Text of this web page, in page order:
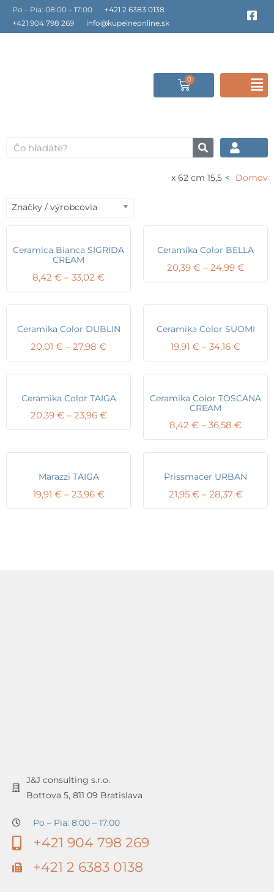
Preskočiť
Po – Pia: 08:00 – 17:00
+421 2 6383 0138
+421 904 798 269
info@kupelneonline.sk
F
a
c
o
k
-
r
0
Cart
Vyhľadať
Domov
15,5 x 62 cm
Značky / výrobcovia
Ceramica Bianca SIGRIDA
CREAM
8,42 € – 33,02 €
range:
8,42 €
33,02 €
Ceramika Color BELLA
20,39 € – 24,99 €Price
range:
Ceramika Color DUBLIN
20,01 € – 27,98 €
range:
20,01 €
27,98 €
Ceramika Color SUOMI
19,91 € – 34,16 €
range:
19,91 €
34,16 €
Ceramika Color TAIGA
20,39 € – 23,96 €Price
range:
through
Ceramika Color TOSCANA
CREAM
8,42 € – 36,58 €
range:
8,42 €
36,58 €
Marazzi TAIGA
19,91 € – 23,96 €Price
range:
Prissmacer URBAN
21,95 € – 28,37 €Price
range:
J&J consulting s.r.o.
Bottova 5, 811 09 Bratislava
Po – Pia: 8:00 – 17:00
+421 904 798 269
+421 2 6383 0138